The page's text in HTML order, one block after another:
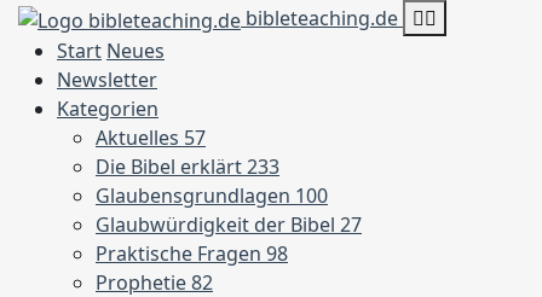
bibleteaching.de
Start Neues
Newsletter
Kategorien
Aktuelles 57
Die Bibel erklärt233
Glaubensgrundlagen 100
Glaubwürdigkeit der Bibel 27
Praktische Fragen 98
Prophetie82